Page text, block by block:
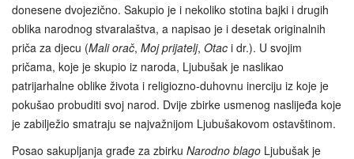
donesene dvojezično. Sakupio je i nekoliko stotina bajki i drugih
oblika narodnog stvaralaštva, a napisao je i desetak originalnih
priča za djecu (Mali orač, Moj prijatelj, Otac i dr.). U svojim
pričama, koje je skupio iz naroda, Ljubušak je naslikao
patrijarhalne oblike života i religiozno-duhovnu inerciju iz koje je
pokušao probuditi svoj narod. Dvije zbirke usmenog naslijeđa koje
je zabilježio smatraju se najvažnijom Ljubušakovom ostavštinom.
Posao sakupljanja građe za zbirku Narodno blago Ljubušak je